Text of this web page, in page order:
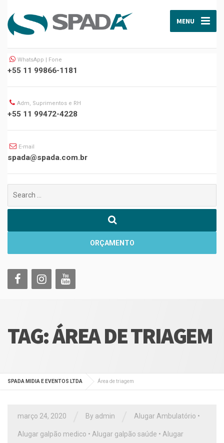
MENU
WhatsApp | Fone
+55 11 99866-1181
Adm, Suprimentos e RH
+55 11 99472-4228
E-mail
spada@spada.com.br
por:
ORÇAMENTO
TAG:ÁREA DE TRIAGEM
SPADA MIDIA E EVENTOS LTDA Área de triagem
março 24, 2020 By admin Alugar Ambulatório •
Alugar galpão medico • Alugar galpão saúde • Alugar